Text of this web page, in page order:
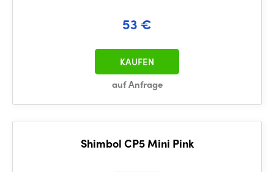
53 €
auf Anfrage
KAUFEN
Shimbol CP5 Mini Pink